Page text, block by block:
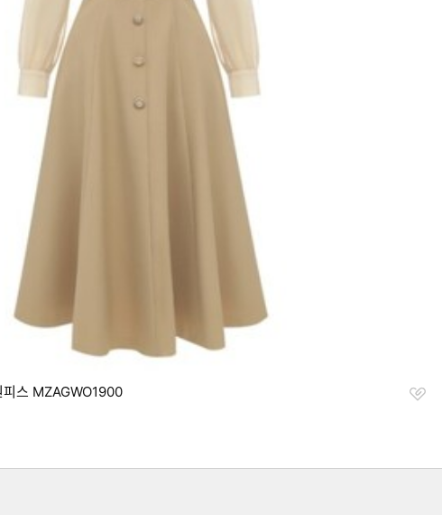
피스 MZAGWO1900
찜